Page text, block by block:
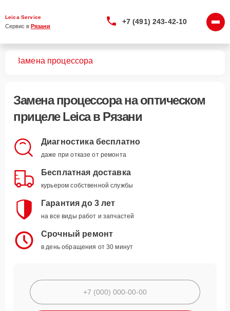
Leica Service
Сервис в Рязани
+7 (491) 243-42-10
Замена процессора
Замена процессорана оптическом
прицеле Leica в Рязани
Диагностика бесплатно
даже при отказе от ремонта
Бесплатная доставка
курьером собственной службы
Гарантия до 3 лет
на все виды работ и запчастей
Срочный ремонт
в день обращения от 30 минут